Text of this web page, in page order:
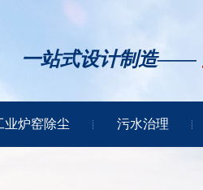
一站式设计制造——
业炉窑除尘 污水治理